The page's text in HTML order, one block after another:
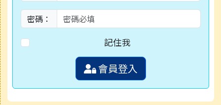
密碼：
記住我
會員登入